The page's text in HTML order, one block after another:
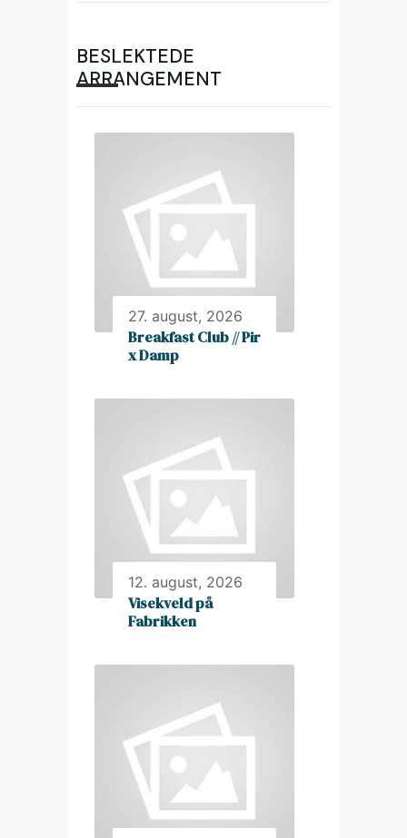
BESLEKTEDE
ARRANGEMENT
27. august, 2026
Breakfast Club // Pir
x Damp
12. august, 2026
Visekveld på
Fabrikken